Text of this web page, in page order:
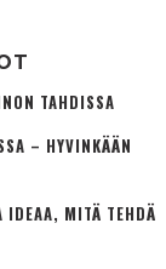
TAHDISSA
– HYVINKÄÄN
IDEAA, MITÄ TEHDÄ